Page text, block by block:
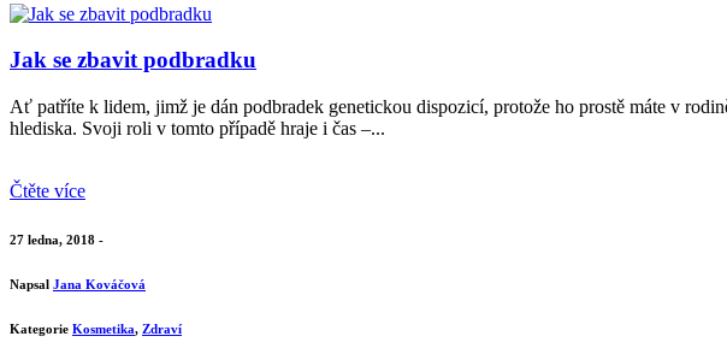
Jak se zbavit podbradku
Ať patříte k lidem, jimž je dán podbradek genetickou dispozicí, protože ho prostě máte v
hlediska. Svoji roli v tomto případě hraje i čas –...
Čtěte více
27 ledna, 2018 -
Napsal Jana Kováčová
Kategorie Kosmetika, Zdraví